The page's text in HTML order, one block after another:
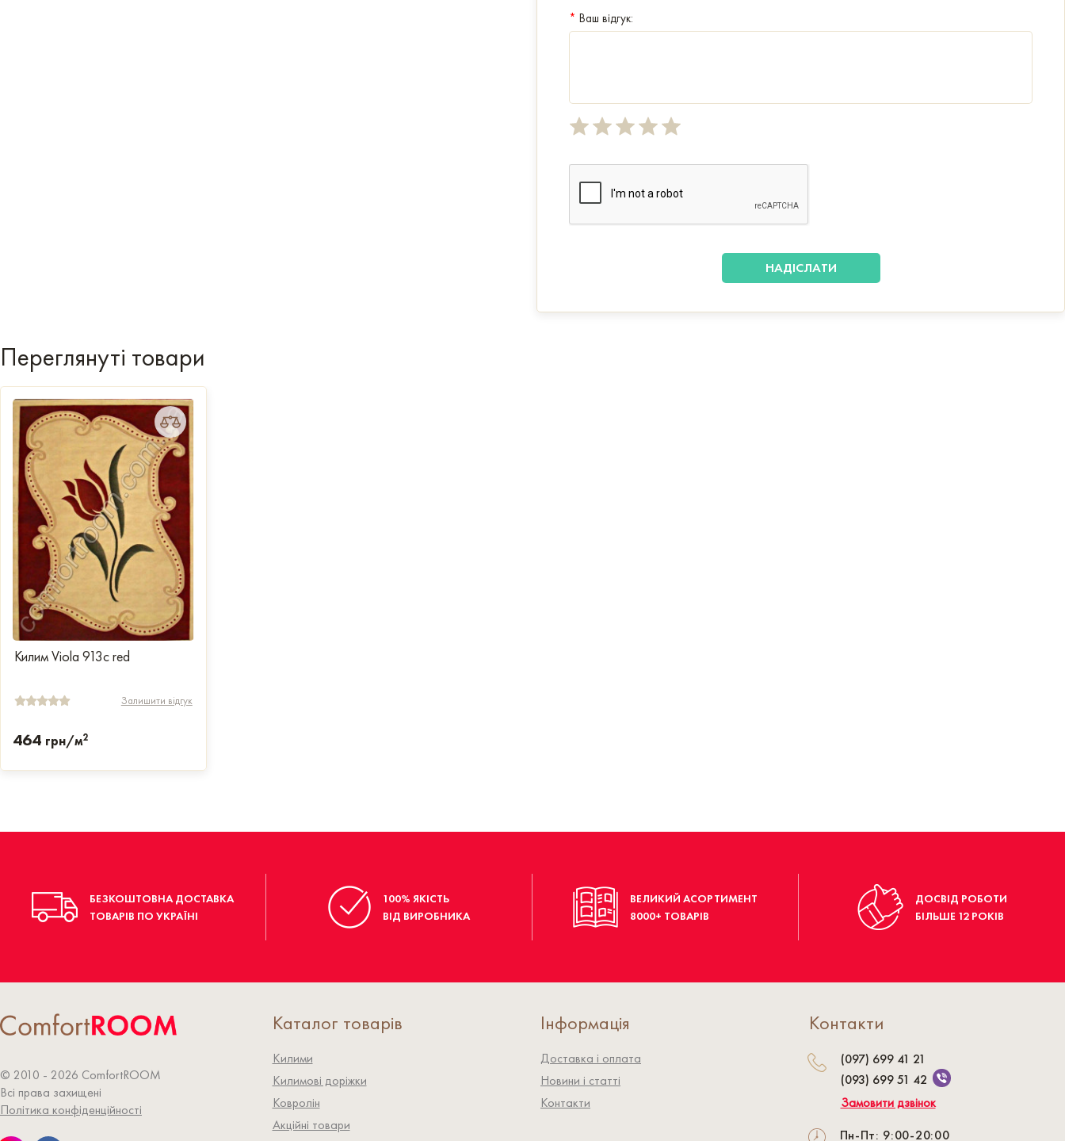
* Ваш відгук:
Переглянуті товари
Килим Viola 913c red
Залишити відгук
464 грн/м2
БЕЗКОШТОВНА ДОСТАВКА
ТОВАРІВ ПО УКРАЇНІ
100% ЯКІСТЬ
ВІД ВИРОБНИКА
ВЕЛИКИЙ АСОРТИМЕНТ
8000+ ТОВАРІВ
ДОСВІД РОБОТИ
БІЛЬШЕ 12 РОКІВ
© 2010 - 2026 СomfortROOM
Всі права захищені
Політика конфіденційності
Каталог товарів
Килими
Килимові доріжки
Ковролiн
Акційні товари
Інформація
Доставка і оплата
Новини і статті
Контакти
Контакти
(097) 699 41 21
(093) 699 51 42
Замовити дзвінок
Пн-Пт: 9:00-20:00